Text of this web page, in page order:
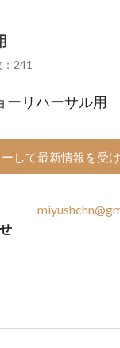
241
ーリハーサル用
して最新情報を受